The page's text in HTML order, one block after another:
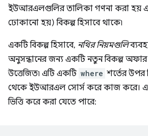
ইউআরএলগুলির তালিকা গণনা করা হয়
ঢোকানো হয়) বিকল্প হিসাবে থাকে৷
একটি বিকল্প হিসাবে, নথির নিয়মগুলি
অনুসন্ধানের জন্য একটি নতুন বিকল্প
উত্তেজিত৷ এটি একটি where শর্তের উপর
থেকে ইউআরএল সোর্স করে কাজ করে।
ভিত্তি করে করা যেতে পারে: